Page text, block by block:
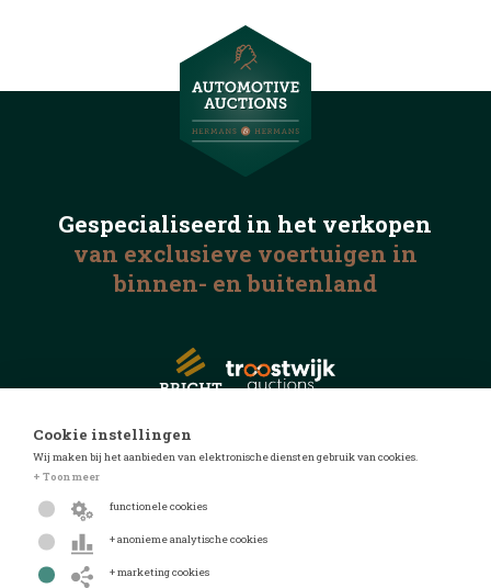
Gespecialiseerd in het verkopen
van exclusieve voertuigen in
binnen- en buitenland
© 2026 Automotive Auctions
Privacyverklaring
Cookie instellingen
Wij maken bij het aanbieden van elektronische diensten gebruik van cookies.
+ Toon meer
functionele cookies
+ anonieme analytische cookies
+ marketing cookies